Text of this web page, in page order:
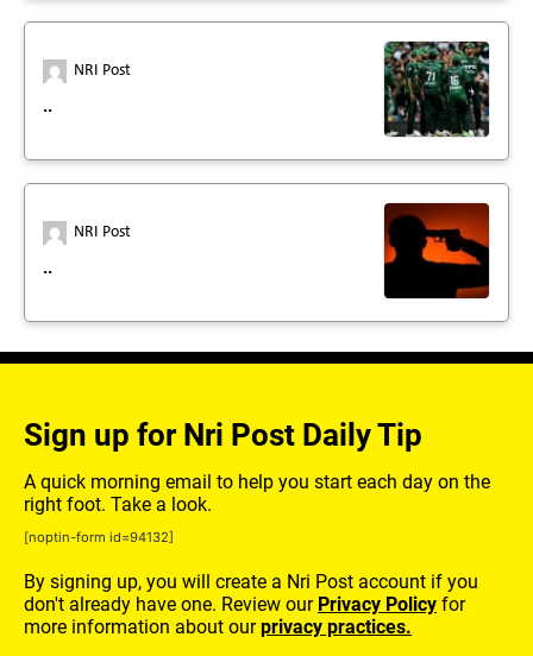
NRI Post
..
NRI Post
..
Sign up for Nri Post Daily Tip
A quick morning email to help you start each day on the
right foot. Take a look.
[noptin-form id=94132]
By signing up, you will create a Nri Post account if you
don't already have one. Review our Privacy Policy for
more information about ourprivacy practices.